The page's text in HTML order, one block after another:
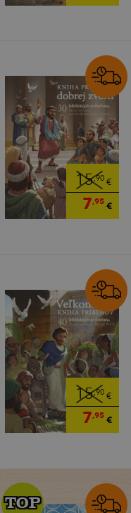
15,90€
7,95€
15,90€
7,95€
TOP
TOP